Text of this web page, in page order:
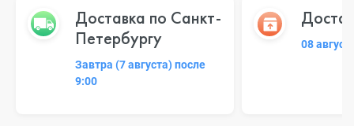
Доставка по Санкт-
Петербургу
Завтра (7 августа) после
9:00
08